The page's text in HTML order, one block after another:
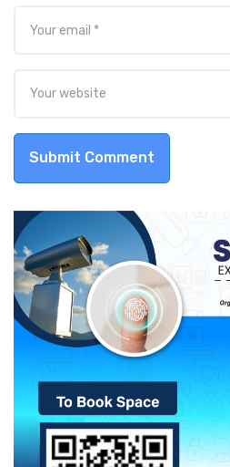
Submit Comment